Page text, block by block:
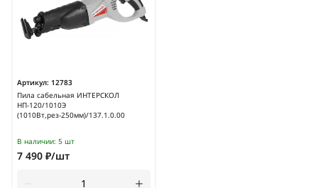
Артикул: 12783
Пила сабельная ИНТЕРСКОЛ
НП-120/1010Э
(1010Вт,рез-250мм)/137.1.0.00
В наличии: 5 шт
7 490 ₽/шт